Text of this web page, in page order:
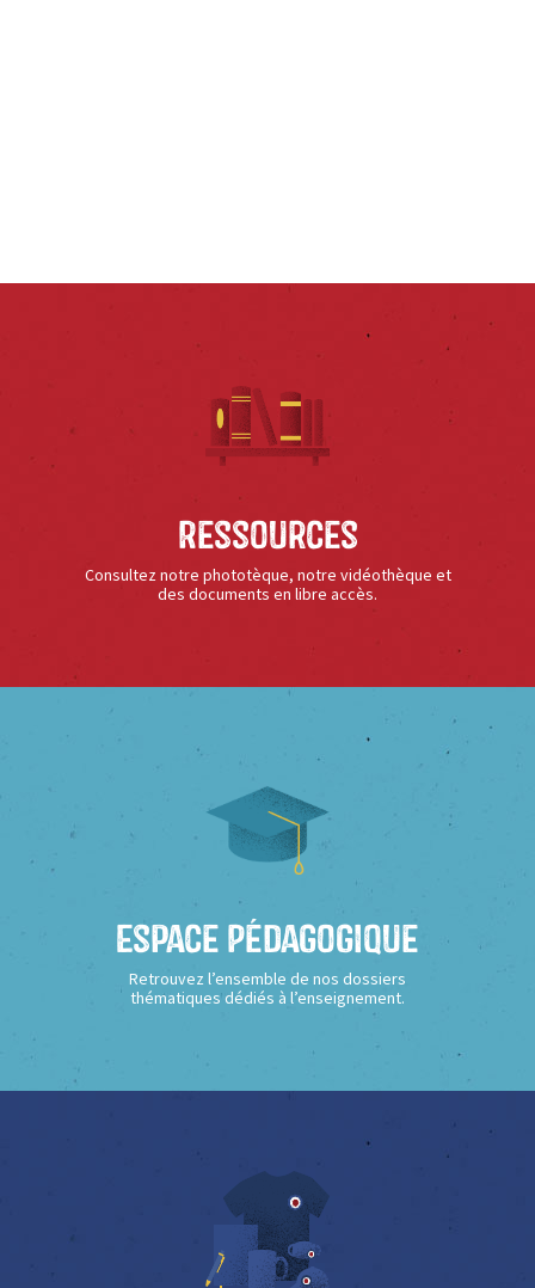
Ressources
Consultez notre phototèque, notre vidéothèque et
des documents en libre accès.
Espace Pédagogique
Retrouvez l’ensemble de nos dossiers
thématiques dédiés à l’enseignement.